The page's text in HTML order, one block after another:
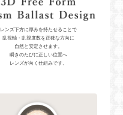
レンズ下方に厚みを持たせることで
乱視軸・乱視度数を正確な方向に
自然と安定させます。
瞬きのたびに正しい位置へ
レンズが向く仕組みです。